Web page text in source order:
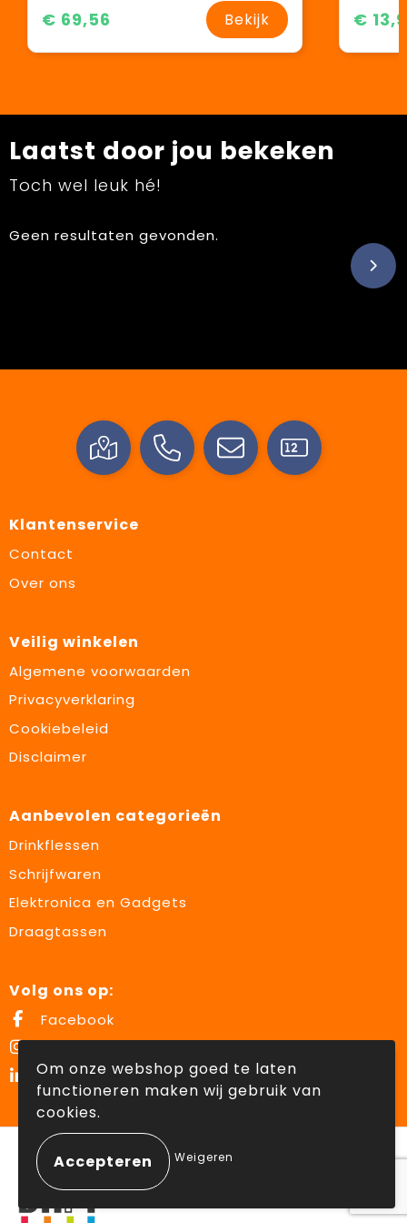
€ 69,56 Bekijk €
Laatst door jou bekeken
Toch wel leuk hé!
Geen resultaten gevonden.
Klantenservice
Contact
Over ons
Veilig winkelen
Algemene voorwaarden
Privacyverklaring
Cookiebeleid
Disclaimer
Aanbevolen categorieën
Drinkflessen
Schrijfwaren
Elektronica en Gadgets
Draagtassen
Volg ons op:
Facebook
LinkedIn
© Copyright Lowette Gifts 2026
Om onze webshop goed te laten
functioneren maken wij gebruik van
cookies.
Weigeren